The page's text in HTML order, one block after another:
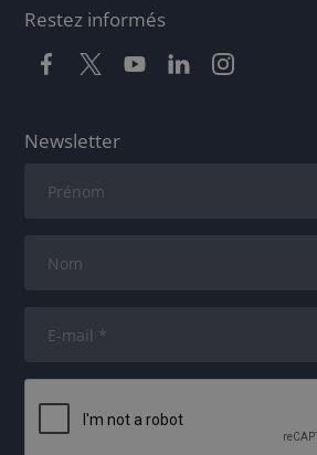
Restez informés
Newsletter